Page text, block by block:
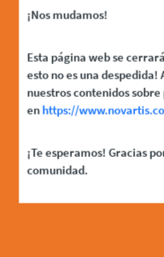
¡Nos mudamos!
Esta página web se
esto no es una
nuestros contenidos
enhttps://
¡Te esperamos! Gracias
comunidad.